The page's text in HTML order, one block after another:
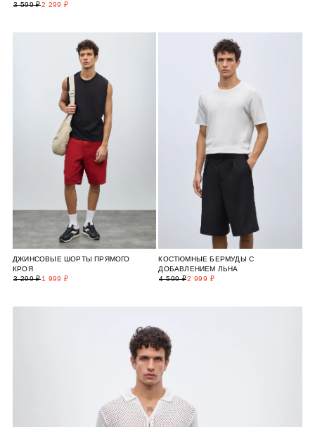
2 299 ₽
3 599 ₽
ДЖИНСОВЫЕ ШОРТЫ ПРЯМОГО
КРОЯ
1 999 ₽
3 299 ₽
КОСТЮМНЫЕ БЕРМУДЫ С
ДОБАВЛЕНИЕМ ЛЬНА
2 999 ₽
4 599 ₽